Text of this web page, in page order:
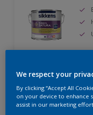
We respect your
By clicking “Accept All
on your device to enhance
assist in our marketing